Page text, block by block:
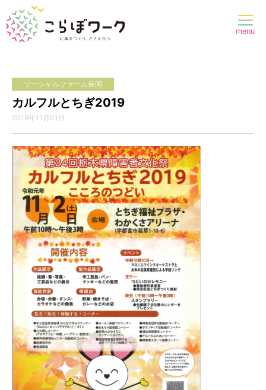
menu
カルフルとちぎ2019
ソーシャルファーム長岡
2019年11月01日